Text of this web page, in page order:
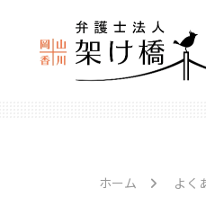
ホーム よく